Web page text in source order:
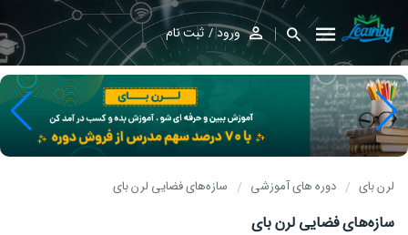
ورود ثبت نام
لرن بای دوره های آموزشی سازه‌های فضایی لرن بای
سازه‌های فضایی لرن بای